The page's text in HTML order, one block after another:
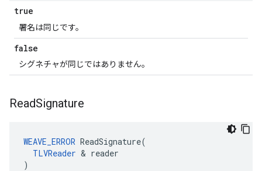
true
署名は同じです。
false
シグネチャが同じではありません。
ReadSignature
WEAVE_ERROR ReadSignature(
TLVReader & reader
)